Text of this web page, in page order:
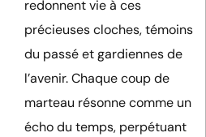
redonnent vie à ces
précieuses cloches, témoins
du passé et gardiennes de
l’avenir. Chaque coup de
marteau résonne comme un
écho du temps, perpétuant